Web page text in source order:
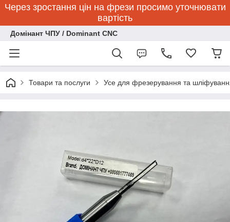
Через зростання цін на фрези просимо уточнювати
вартість
Домінант ЧПУ / Dominant CNC
Товари та послуги Усе для фрезерування та